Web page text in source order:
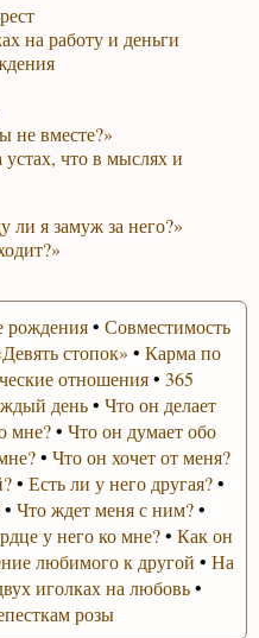
на работу и деньги
не вместе?»
устах, что в мыслях и
я замуж за него?»
рождения• Совместимость
стопок» • Карма по
отношения•365
день• Что он делает
мне?•Что он думает обо
• Что он хочет от меня?
•Есть ли у него другая?•
•Что ждет меня с ним?•
у него ко мне?• Как он
любимого к другой • На
иголках на любовь•
розы